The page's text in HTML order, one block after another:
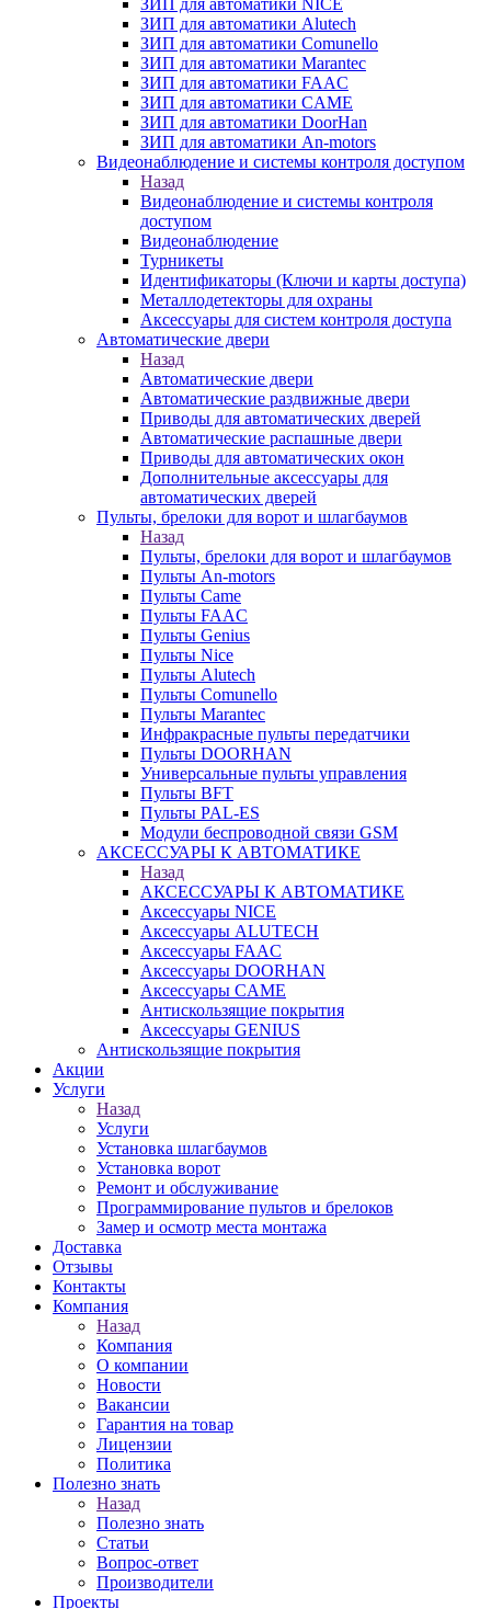
ЗИП для автоматики NICE
ЗИП для автоматики Alutech
ЗИП для автоматики Comunello
ЗИП для автоматики Marantec
ЗИП для автоматики FAAC
ЗИП для автоматики CAME
ЗИП для автоматики DoorHan
ЗИП для автоматики An-motors
Видеонаблюдение и системы контроля доступом
Назад
Видеонаблюдение и системы контроля
доступом
Видеонаблюдение
Турникеты
Идентификаторы (Ключи и карты доступа)
Металлодетекторы для охраны
Аксессуары для систем контроля доступа
Автоматические двери
Назад
Автоматические двери
Автоматические раздвижные двери
Приводы для автоматических дверей
Автоматические распашные двери
Приводы для автоматических окон
Дополнительные аксессуары для
автоматических дверей
Пульты, брелоки для ворот и шлагбаумов
Назад
Пульты, брелоки для ворот и шлагбаумов
Пульты An-motors
Пульты Came
Пульты FAAC
Пульты Genius
Пульты Nice
Пульты Alutech
Пульты Сomunello
Пульты Marantec
Инфракрасные пульты передатчики
Пульты DOORHAN
Универсальные пульты управления
Пульты BFT
Пульты PAL-ES
Модули беспроводной связи GSM
АКСЕССУАРЫ К АВТОМАТИКЕ
Назад
АКСЕССУАРЫ К АВТОМАТИКЕ
Аксессуары NICE
Аксессуары ALUTECH
Аксессуары FAAC
Аксессуары DOORHAN
Аксессуары CAME
Антискользящие покрытия
Аксессуары GENIUS
Антискользящие покрытия
Акции
Услуги
Назад
Услуги
Установка шлагбаумов
Установка ворот
Ремонт и обслуживание
Программирование пультов и брелоков
Замер и осмотр места монтажа
Доставка
Отзывы
Контакты
Компания
Назад
Компания
О компании
Новости
Вакансии
Гарантия на товар
Лицензии
Политика
Полезно знать
Назад
Полезно знать
Статьи
Вопрос-ответ
Производители
Проекты